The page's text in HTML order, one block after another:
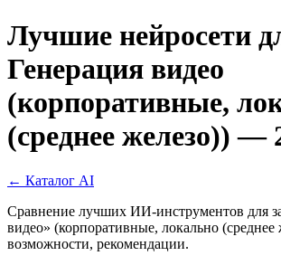
Лучшие нейросети
Генерация видео
(корпоративные,
(среднее железо)) —
← Каталог AI
Сравнение лучших ИИ-инструментов для
видео» (корпоративные, локально
возможности, рекомендации.